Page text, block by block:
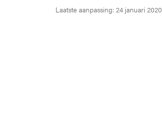
Laatste aanpassing: 24 januari 2020